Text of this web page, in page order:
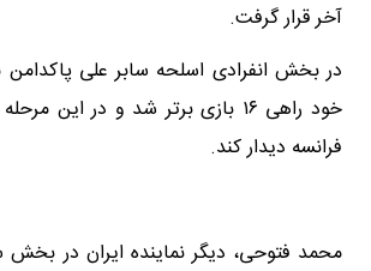
آخر قرار گرفت.
در بخش انفرادی اسلحه سابر علی
خود راهی ۱۶ بازی برتر شد و در این
فرانسه دیدار کند.
محمد فتوحی، دیگر نماینده ایران در